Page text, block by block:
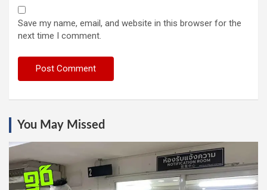
Save my name, email, and website in this browser for the
next time I comment.
You May Missed